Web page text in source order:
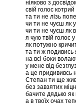
ніяково з
свій голос
та ти не лізь
чи ти не чуєш як у
чи ти не чуєш як в
я чую твій голос
як потужно
та ти ж подивись
на всі боки
у мене від
а це придививсь
Степан ти ще
без завзятих
бачите дядько як
а в твоїх очах